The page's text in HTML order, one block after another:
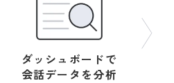
ダッシュボードで
会話データを分析